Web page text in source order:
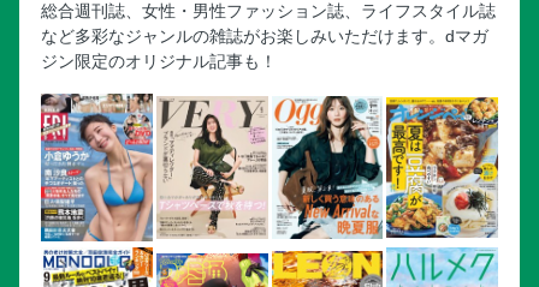
総合週刊誌、女性・男性ファッション誌、ライフスタイル誌
など多彩なジャンルの雑誌がお楽しみいただけます。dマガ
ジン限定のオリジナル記事も！